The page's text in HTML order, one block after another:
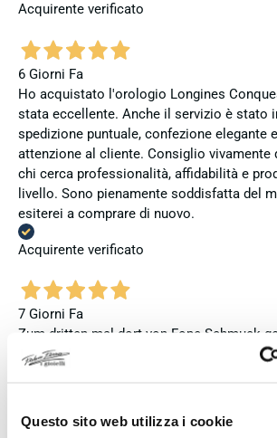
Questo sito web utilizza i cookie
Acquirente verificato
6 Giorni Fa
Ho acquistato l'orologio Longines
stata eccellente. Anche il servizio è stato
spedizione puntuale, confezione elegante
attenzione al cliente. Consiglio vivamente
chi cerca professionalità, affidabilità e
livello. Sono pienamente soddisfatta del
esiterei a comprare di nuovo.
Acquirente verificato
7 Giorni Fa
Zum dritten mal dort von Fope Schmuck
Service, tolle Preise! Ich kann Fabio Ferro